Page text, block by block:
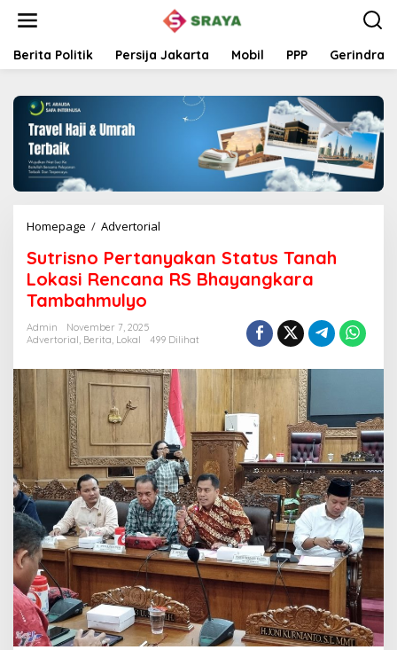
t
Berita Politik Persija Jakarta Mobil PPP Gerindra
Homepage / Advertorial
t
r
i
o
e
r
t
a
n
y
a
k
a
n
S
t
a
t
u
s
T
a
Sutrisno Pertanyakan Status Tanah
Lokasi Rencana RS Bhayangkara
Tambahmulyo
Admin
November 7, 2025
Advertorial Berita Lokal 499 Dilihat